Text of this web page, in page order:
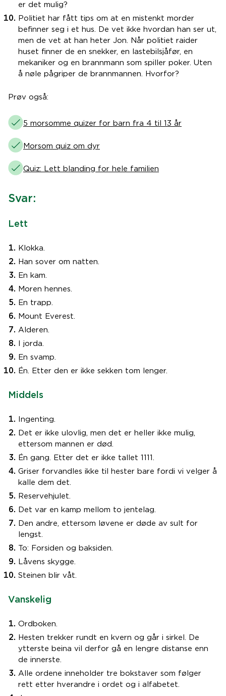
er det mulig?
Politiet har fått tips om at en mistenkt morder
befinner seg i et hus. De vet ikke hvordan han ser ut,
men de vet at han heter Jon. Når politiet raider
huset finner de en snekker, en lastebilsjåfør, en
mekaniker og en brannmann som spiller poker. Uten
å nøle pågriper de brannmannen. Hvorfor?
Prøv også:
5 morsomme quizer for barn fra 4 til 13 år
Morsom quiz om dyr
Quiz: Lett blanding for hele familien
Svar:
Lett
Klokka.
Han sover om natten.
En kam.
Moren hennes.
En trapp.
Mount Everest.
Alderen.
I jorda.
En svamp.
Én. Etter den er ikke sekken tom lenger.
Middels
Ingenting.
Det er ikke ulovlig, men det er heller ikke mulig,
ettersom mannen er død.
Én gang. Etter det er ikke tallet 1111.
Griser forvandles ikke til hester bare fordi vi velger å
kalle dem det.
Reservehjulet.
Det var en kamp mellom to jentelag.
Den andre, ettersom løvene er døde av sult for
lengst.
To: Forsiden og baksiden.
Låvens skygge.
Steinen blir våt.
Vanskelig
Ordboken.
Hesten trekker rundt en kvern og går i sirkel. De
ytterste beina vil derfor gå en lengre distanse enn
de innerste.
Alle ordene inneholder tre bokstaver som følger
rett etter hverandre i ordet og i alfabetet.